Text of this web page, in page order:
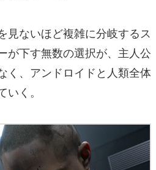
見ないほど複雑に分岐するス
が下す無数の選択が、主人公
く、アンドロイドと人類全体
く。